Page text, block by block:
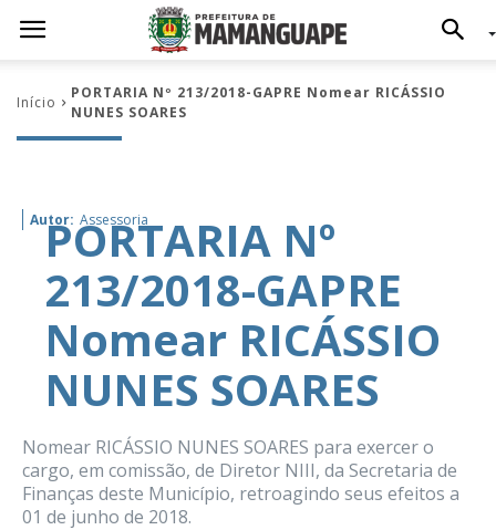
Início
PORTARIA Nº 213/2018-GAPRE Nomear RICÁSSIO
NUNES SOARES
Autor: Assessoria
PORTARIA Nº
213/2018-GAPRE
Nomear RICÁSSIO
NUNES SOARES
Nomear RICÁSSIO NUNES SOARES para exercer o
cargo, em comissão, de Diretor NIII, da Secretaria de
Finanças deste Município, retroagindo seus efeitos a
01 de junho de 2018.